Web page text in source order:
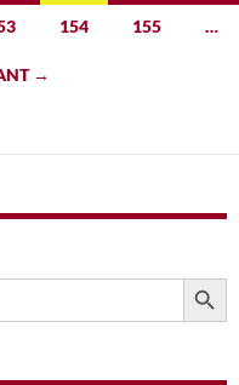
154 155 …
→
SEARCH